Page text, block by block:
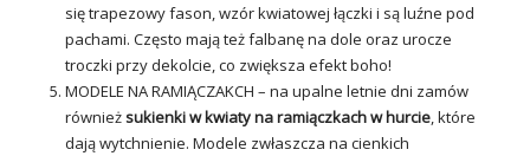
się trapezowy fason, wzór kwiatowej łączki i są luźne pod
pachami. Często mają też falbanę na dole oraz urocze
troczki przy dekolcie, co zwiększa efekt boho!
MODELE NA RAMIĄCZAKCH – na upalne letnie dni zamów
równieżsukienki w kwiaty na ramiączkach w hurcie, które
dają wytchnienie. Modele zwłaszcza na cienkich